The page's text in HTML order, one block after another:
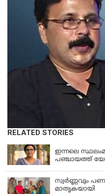
RELATED STORIES
KERALA
ഇന്നലെ
പഞ്ചായത്ത്
സ്വർണ്ണവും
മാതൃകയായി